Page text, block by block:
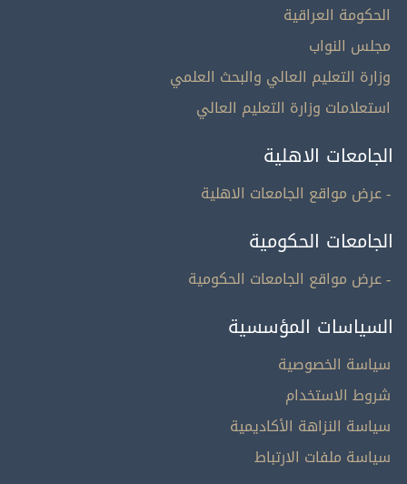
الحكومة العراقية
مجلس النواب
وزارة التعليم العالي والبحث العلمي
استعلامات وزارة التعليم العالي
الجامعات الاهلية
- عرض مواقع الجامعات الاهلية
الجامعات الحكومية
- عرض مواقع الجامعات الحكومية
السياسات المؤسسية
سياسة الخصوصية
شروط الاستخدام
سياسة النزاهة الأكاديمية
سياسة ملفات الارتباط